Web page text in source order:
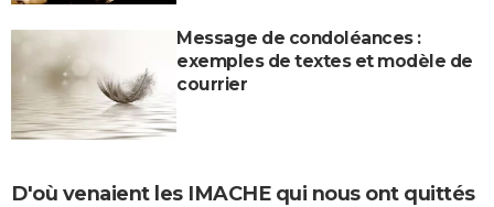
Message de condoléances :
exemples de textes et modèle de
courrier
D'où venaient les IMACHE qui nous ont quittés